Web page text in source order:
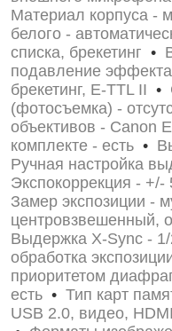
Материал корпуса -
белого -
списка, брекетинг •
подавление
брекетинг, E-TTL II •
(фотосъемка) -
объективов - Canon
комплекте - есть •
Ручная настройка
Экспокоррекция -
Замер экспозиции -
центровзвешенный,
Выдержка X-Sync -
обработка
приоритетом
есть • Тип карт
USB 2.0, видео,